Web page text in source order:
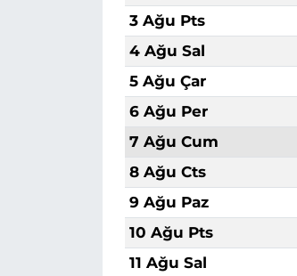
3 Ağu Pts
4 Ağu Sal
5 Ağu Çar
6 Ağu Per
7 Ağu Cum
8 Ağu Cts
9 Ağu Paz
10 Ağu Pts
11 Ağu Sal